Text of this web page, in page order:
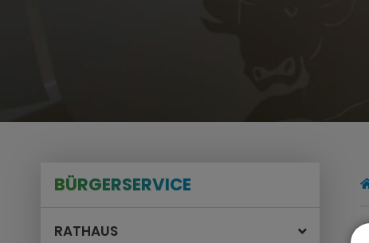
BÜRGERSERVICE
RATHAUS